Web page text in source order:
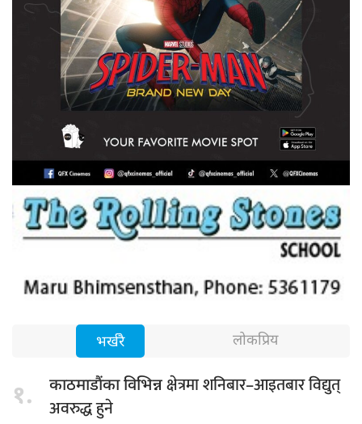
भर्खरै लोकप्रिय
१. काठमाडौंका विभिन्नक्षेत्रमा शनिबार–आइतबार विद्युत्
अवरुद्ध हुने